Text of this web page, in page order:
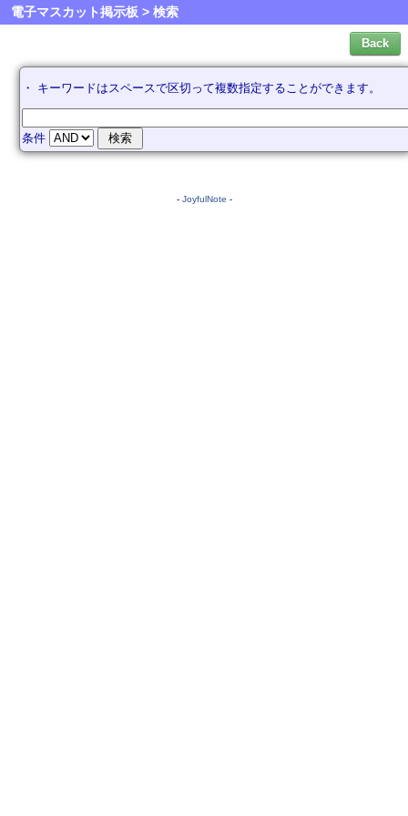
電子マスカット掲示板 > 検索
・ キーワードはスペースで区切って複数指定することができます。
条件
- JoyfulNote -